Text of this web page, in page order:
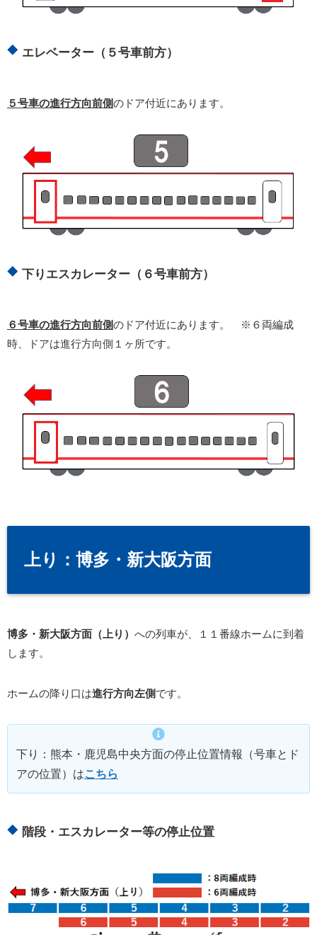
エレベーター（５号車前方）
５号車の進行方向前側のドア付近にあります。
下りエスカレーター（６号車前方）
６号車の進行方向前側のドア付近にあります。 ※６両編成
時、ドアは進行方向側１ヶ所です。
上り：博多・新大阪方面
博多・新大阪方面（上り） への列車が、１１番線ホームに到着
します。
ホームの降り口は進行方向左側です。
下り：熊本・鹿児島中央方面の停止位置情報（号車とド
アの位置）はこちら
階段・エスカレーター等の停止位置